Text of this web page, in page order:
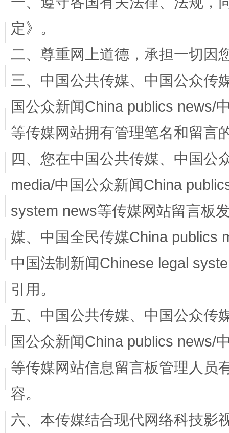
国家大学科技园优化重塑工作
扯下公款旅游的“隐身衣” 如何以
定》。
二、尊重网上道德，承担一切因
三、中国公共传媒、中国公众传
国公众新闻China publics news/
等传媒网站拥有管理笔名和留言
四、您在中国公共传媒、中国公
media/中国公众新闻China
system news等传媒网站留言板
媒、中国全民传媒China publics
中国法制新闻Chinese legal
引用。
五、中国公共传媒、中国公众传
国公众新闻China publics news/
等传媒网站信息留言板管理人员
容。
六、本传媒结合现代网络科技影